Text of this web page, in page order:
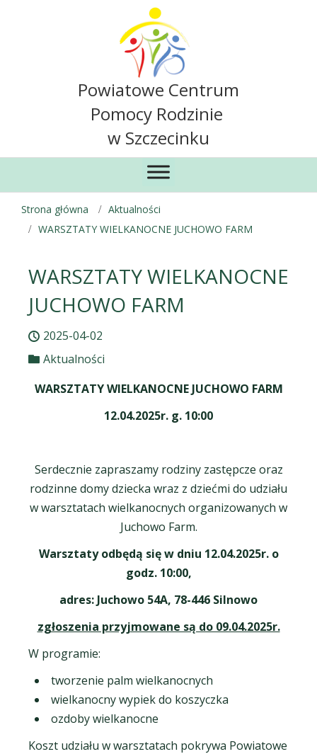
Powiatowe Centrum
Pomocy Rodzinie
w Szczecinku
Strona główna
Aktualności
WARSZTATY WIELKANOCNE JUCHOWO FARM
WARSZTATY WIELKANOCNE
JUCHOWO FARM
2025-04-02
Aktualności
WARSZTATY WIELKANOCNE JUCHOWO FARM
12.04.2025r. g. 10:00
Serdecznie zapraszamy rodziny zastępcze oraz
rodzinne domy dziecka wraz z dziećmi do udziału
w warsztatach wielkanocnych organizowanych w
Juchowo Farm.
Warsztaty odbędą się w dniu 12.04.2025r. o
godz. 10:00,
adres: Juchowo 54A, 78-446 Silnowo
zgłoszenia przyjmowane są do 09.04.2025r.
W programie:
tworzenie palm wielkanocnych
wielkanocny wypiek do koszyczka
ozdoby wielkanocne
Koszt udziału w warsztatach pokrywa Powiatowe